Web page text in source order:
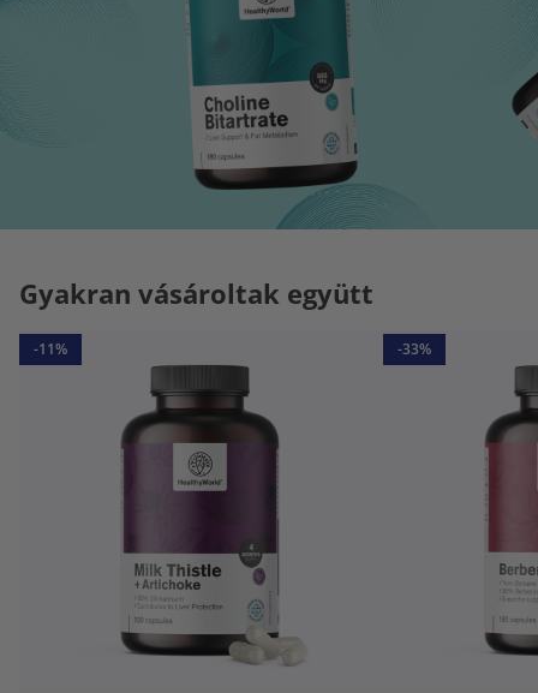
Gyakran vásároltak együtt
-11% -33%